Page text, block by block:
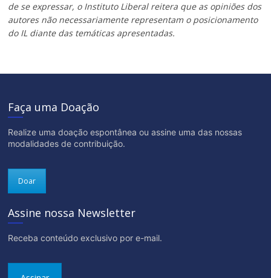
de se expressar, o Instituto Liberal reitera que as opiniões dos
autores não necessariamente representam o posicionamento
do IL diante das temáticas apresentadas.
Faça uma Doação
Realize uma doação espontânea ou assine uma das nossas
modalidades de contribuição.
Doar
Assine nossa Newsletter
Receba conteúdo exclusivo por e-mail.